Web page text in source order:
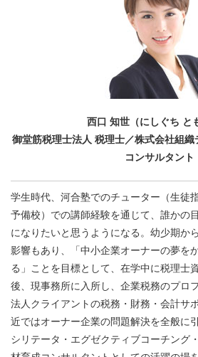
西口 知世（にしぐち と
御堂筋税理士法人 税理士／株式会社組
コンサルタント
学生時代、河合塾でのチューター（生徒
予備校）での講師経験を通じて、誰かの
になりたいと思うようになる。幼少期か
影響もあり、「中小企業オーナーの夢を
る」ことを目標として、在学中に税理士
後、現事務所に入所し、企業税務のプロ
法人クライアントの税務・財務・会計サ
近ではオーナー企業の問題解決を全般に
シリテータ・エグゼクティブコーチング